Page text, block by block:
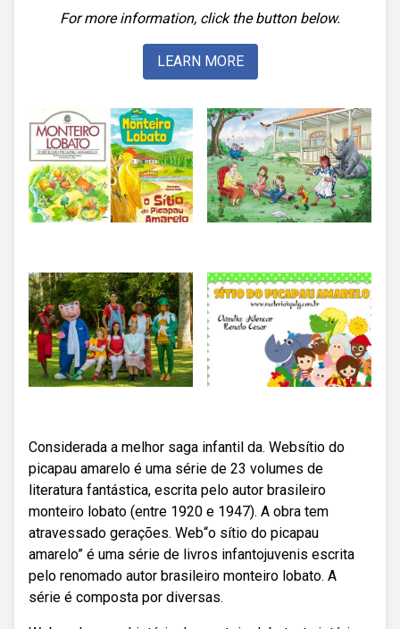
For more information, click the button below.
LEARN MORE
Considerada a melhor saga infantil da. Websítio do
picapau amarelo é uma série de 23 volumes de
literatura fantástica, escrita pelo autor brasileiro
monteiro lobato (entre 1920 e 1947). A obra tem
atravessado gerações. Web“o sítio do picapau
amarelo” é uma série de livros infantojuvenis escrita
pelo renomado autor brasileiro monteiro lobato. A
série é composta por diversas.